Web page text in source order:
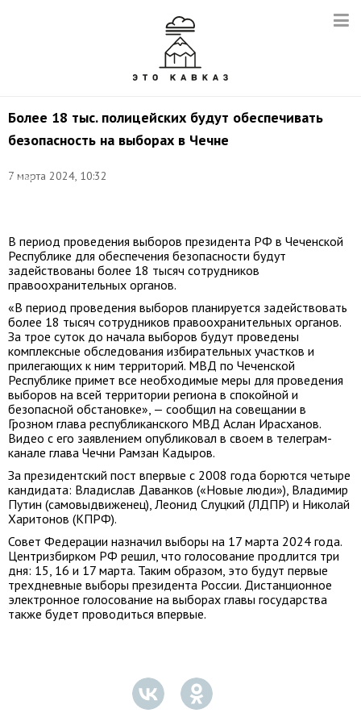
Более 18 тыс. полицейских будут обеспечивать
безопасность на выборах в Чечне
7 марта 2024, 10:32
Елена
В период проведения выборов президента РФ в Чеченской
Республике для обеспечения безопасности будут
задействованы более 18 тысяч сотрудников
правоохранительных органов.
«В период проведения выборов планируется задействовать
более 18 тысяч сотрудников правоохранительных органов.
За трое суток до начала выборов будут проведены
комплексные обследования избирательных участков и
прилегающих к ним территорий. МВД по Чеченской
Республике примет все необходимые меры для проведения
выборов на всей территории региона в спокойной и
безопасной обстановке», — сообщил на совещании в
Грозном глава республиканского МВД Аслан Ирасханов.
Видео с его заявлением опубликовал в своем в телеграм-
канале глава Чечни Рамзан Кадыров.
За президентский пост впервые с 2008 года борются четыре
кандидата: Владислав Даванков («Новые люди»), Владимир
Путин (самовыдвиженец), Леонид Слуцкий (ЛДПР) и Николай
Харитонов (КПРФ).
Совет Федерации назначил выборы на 17 марта 2024 года.
Центризбирком РФ решил, что голосование продлится три
дня: 15, 16 и 17 марта. Таким образом, это будут первые
трехдневные выборы президента России. Дистанционное
электронное голосование на выборах главы государства
также будет проводиться впервые.